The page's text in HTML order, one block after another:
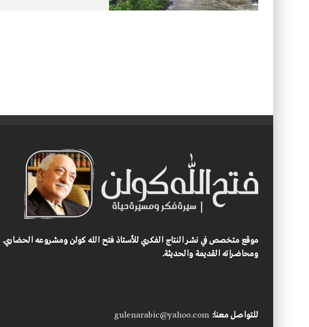
موقع متخصص في نشر النتاج الفكري للأستاذ فتح الله كولن ومشروعه الحضاري.
ومحاضراته القديمة والحديثة.
للتواصل معنا:gulenarabic@yahoo.com